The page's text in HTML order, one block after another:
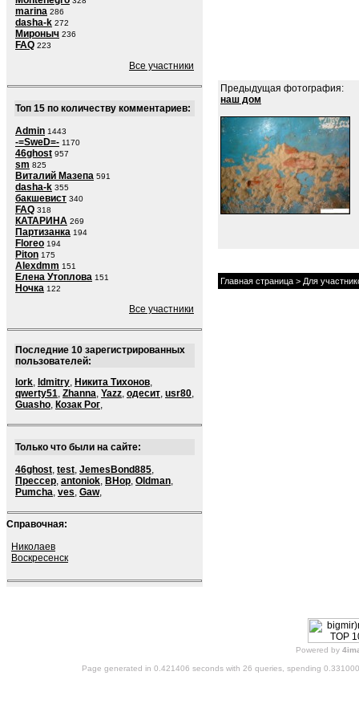
marina 286
dasha-k 272
Мироныч 236
FAQ 223
Все участники
Топ 15 по количеству комментариев:
Admin 1443
-=SweD=- 1170
46ghost 957
sm 825
Виталий Мазепа 591
dasha-k 355
бакшевист 340
FAQ 318
КАТАРИНА 269
Партизанка 194
Floreo 194
Piton 175
Alexdmm 151
Елена Утоплова 151
Ночка 122
Все участники
Последние 10 зарегистрированных
пользователей:
lork, ldmitry, Никита Тихонов,
qwerty51, Zhanna, Yazz, одесит, usr80,
Guasho, Козак Рог,
Только что были на сайте:
46ghost, test, JemesBond885,
Прессер, antoniok, BHop, Oldman,
Pumcha, ves, Gaw,
Справочная:
Николаев
Воскресенск
Предыдущая фотография:
наш дом
Главная страница > Для
Powered by
Page generated in 0.421406 seconds with 26 queries, spending